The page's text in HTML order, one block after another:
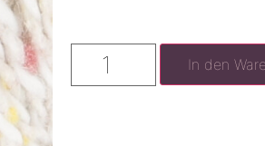
In den